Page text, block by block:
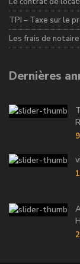
TPI – Taxe sur le
Les frais de notaire
Dernières